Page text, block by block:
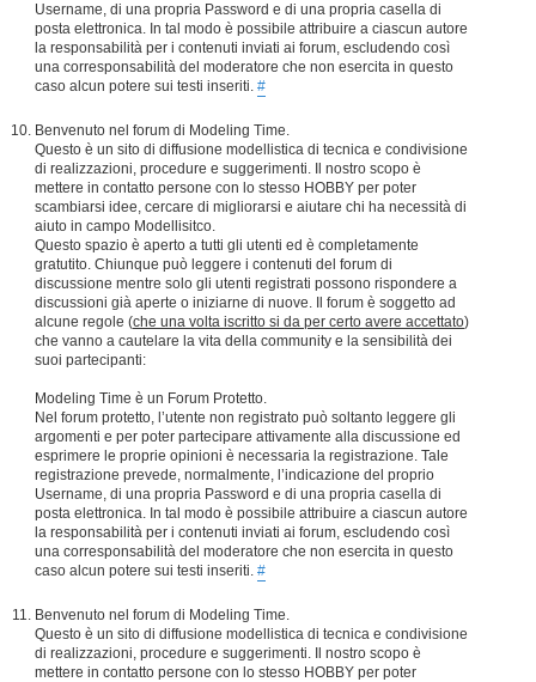
Username, di una propria Password e di una propria casella di
posta elettronica. In tal modo è possibile attribuire a ciascun autore
la responsabilità per i contenuti inviati ai forum, escludendo così
una corresponsabilità del moderatore che non esercita in questo
caso alcun potere sui testi inseriti. #
Benvenuto nel forum di Modeling Time.
Questo è un sito di diffusione modellistica di tecnica e condivisione
di realizzazioni, procedure e suggerimenti. Il nostro scopo è
mettere in contatto persone con lo stesso HOBBY per poter
scambiarsi idee, cercare di migliorarsi e aiutare chi ha necessità di
aiuto in campo Modellisitco.
Questo spazio è aperto a tutti gli utenti ed è completamente
gratutito. Chiunque può leggere i contenuti del forum di
discussione mentre solo gli utenti registrati possono rispondere a
discussioni già aperte o iniziarne di nuove. Il forum è soggetto ad
alcune regole (che una volta iscritto si da per certo avere accettato)
che vanno a cautelare la vita della community e la sensibilità dei
suoi partecipanti:
Modeling Time è un Forum Protetto.
Nel forum protetto, l’utente non registrato può soltanto leggere gli
argomenti e per poter partecipare attivamente alla discussione ed
esprimere le proprie opinioni è necessaria la registrazione. Tale
registrazione prevede, normalmente, l’indicazione del proprio
Username, di una propria Password e di una propria casella di
posta elettronica. In tal modo è possibile attribuire a ciascun autore
la responsabilità per i contenuti inviati ai forum, escludendo così
una corresponsabilità del moderatore che non esercita in questo
caso alcun potere sui testi inseriti. #
Benvenuto nel forum di Modeling Time.
Questo è un sito di diffusione modellistica di tecnica e condivisione
di realizzazioni, procedure e suggerimenti. Il nostro scopo è
mettere in contatto persone con lo stesso HOBBY per poter